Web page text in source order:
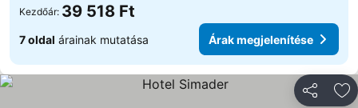
Kezdőár: 39 518 Ft
7 oldal árainak mutatása Árak megjelenítése